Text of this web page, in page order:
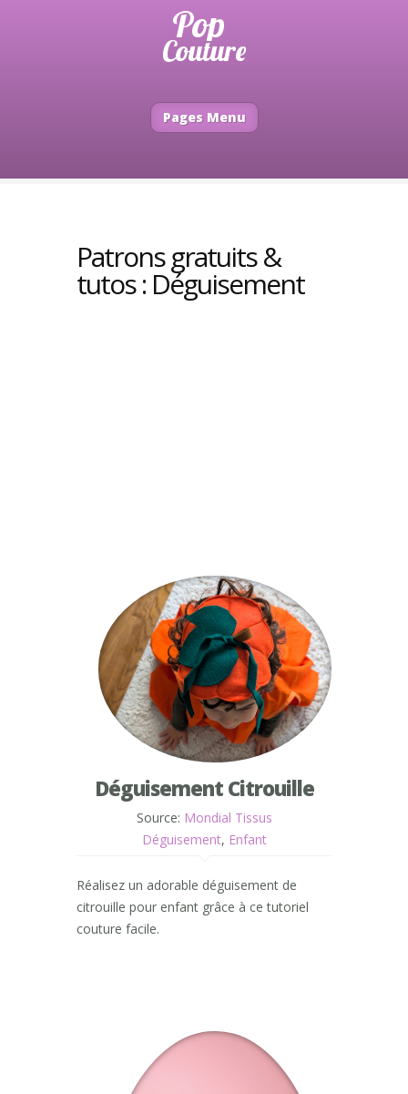
Pages Menu
Patrons gratuits &
tutos : Déguisement
Déguisement Citrouille
Source: Mondial Tissus
Déguisement, Enfant
Réalisez un adorable déguisement de
citrouille pour enfant grâce à ce tutoriel
couture facile.